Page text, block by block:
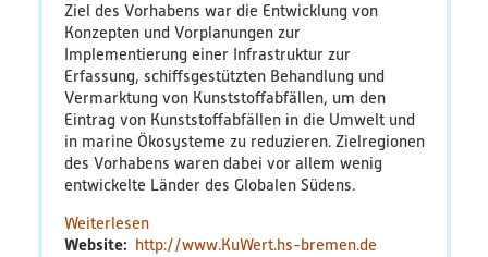
Ziel des Vorhabens war die Entwicklung von
Konzepten und Vorplanungen zur
Implementierung einer Infrastruktur zur
Erfassung, schiffsgestützten Behandlung und
Vermarktung von Kunststoffabfällen, um den
Eintrag von Kunststoffabfällen in die Umwelt und
in marine Ökosysteme zu reduzieren. Zielregionen
des Vorhabens waren dabei vor allem wenig
entwickelte Länder des Globalen Südens.
Weiterlesenüber
KuWert
Website
http://www.KuWert.hs-bremen.de